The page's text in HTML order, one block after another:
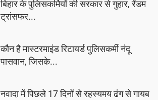
बिहार के पुलिसकर्मियों की सरकार से गुहार, रेंडम
ट्रांसफर...
कौन है मास्टरमाइंड रिटायर्ड पुलिसकर्मी नंदू
पासवान, जिसके...
नवादा में पिछले 17 दिनों से रहस्यमय ढंग से गायब